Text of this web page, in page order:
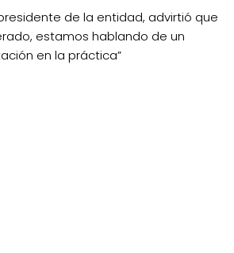
de la entidad, advirtió que
estamos hablando de un
en la práctica”